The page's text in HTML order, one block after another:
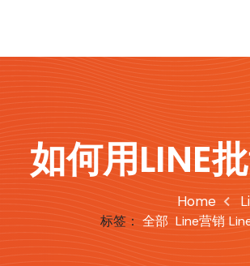
如何用LINE
Home
标签： 全部 Line营销